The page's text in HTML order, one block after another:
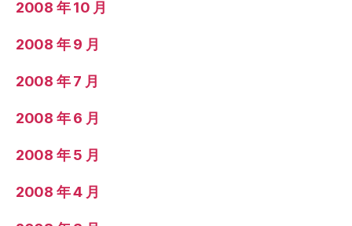
2008 年 10 月
2008 年 9 月
2008 年 7 月
2008 年 6 月
2008 年 5 月
2008 年 4 月